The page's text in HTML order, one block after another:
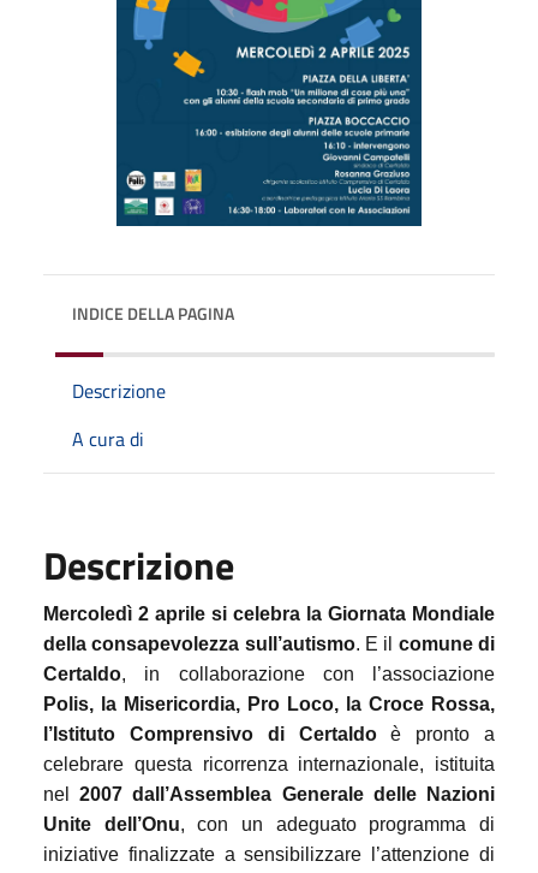
INDICE DELLA PAGINA
Descrizione
A cura di
Descrizione
Mercoledì 2 aprile si celebra la Giornata Mondiale
della consapevolezza sull’autismo. E il comune di
Certaldo, in collaborazione con l’associazione
Polis, la Misericordia, Pro Loco, la Croce Rossa,
l’Istituto Comprensivo di Certaldoè pronto a
celebrare questa ricorrenza internazionale, istituita
nel2007 dall’Assemblea Generale delle Nazioni
Unite dell’Onu, con un adeguato programma di
iniziative finalizzate a sensibilizzare l’attenzione di